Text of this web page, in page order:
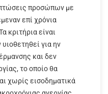
προσώπων με
επί χρόνια
κριτήρια είναι
για ην
και δεν
το οποίο θα
χωρίς εισοδηματικά